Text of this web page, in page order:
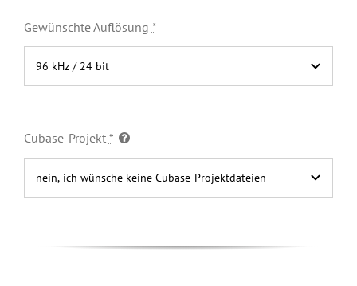
Gewünschte Auflösung *
Cubase-Projekt *